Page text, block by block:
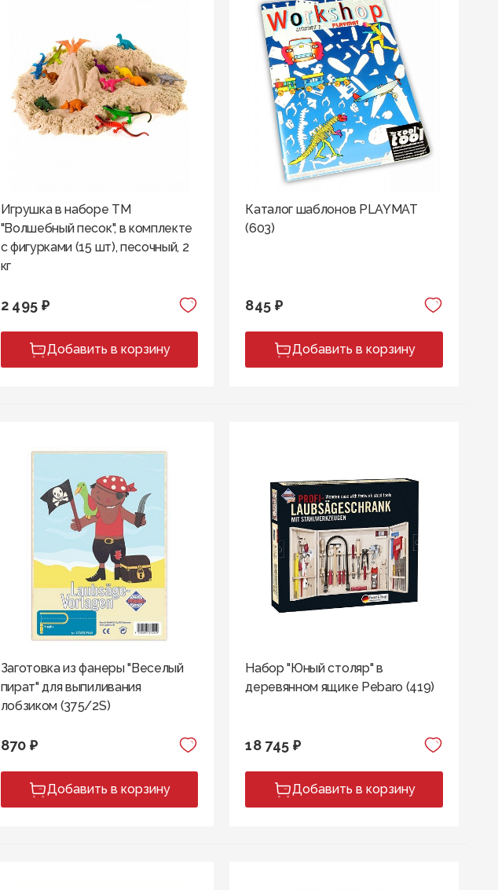
Игрушка в наборе ТМ
"Волшебный песок", в комплекте
с фигурками (15 шт), песочный, 2
кг
2 495 ₽
Добавить в корзину
Каталог шаблонов PLAYMAT
(603)
845 ₽
Добавить в корзину
Заготовка из фанеры "Веселый
пират" для выпиливания
лобзиком (375/2S)
870 ₽
Добавить в корзину
Набор "Юный столяр" в
деревянном ящике Pebaro (419)
18 745 ₽
Добавить в корзину